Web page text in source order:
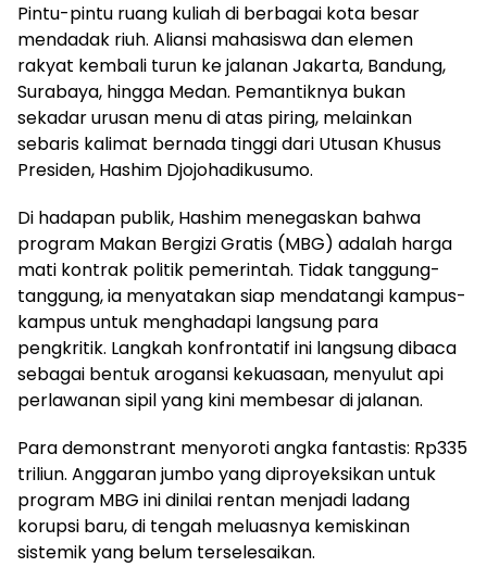
Pintu-pintu ruang kuliah di berbagai kota besar
mendadak riuh. Aliansi mahasiswa dan elemen
rakyat kembali turun ke jalanan Jakarta, Bandung,
Surabaya, hingga Medan. Pemantiknya bukan
sekadar urusan menu di atas piring, melainkan
sebaris kalimat bernada tinggi dari Utusan Khusus
Presiden, Hashim Djojohadikusumo.
Di hadapan publik, Hashim menegaskan bahwa
program Makan Bergizi Gratis (MBG) adalah harga
mati kontrak politik pemerintah. Tidak tanggung-
tanggung, ia menyatakan siap mendatangi kampus-
kampus untuk menghadapi langsung para
pengkritik. Langkah konfrontatif ini langsung dibaca
sebagai bentuk arogansi kekuasaan, menyulut api
perlawanan sipil yang kini membesar di jalanan.
Para demonstrant menyoroti angka fantastis: Rp335
triliun. Anggaran jumbo yang diproyeksikan untuk
program MBG ini dinilai rentan menjadi ladang
korupsi baru, di tengah meluasnya kemiskinan
sistemik yang belum terselesaikan.